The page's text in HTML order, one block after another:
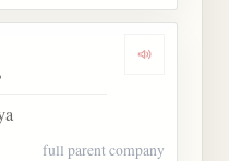
Dengarkan
full parent company